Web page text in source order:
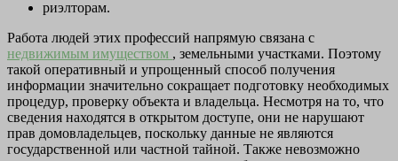
риэлторам.
Работа людей этих профессий напрямую связана с
недвижимым имуществом , земельными участками. Поэтому
такой оперативный и упрощенный способ получения
информации значительно сокращает подготовку необходимых
процедур, проверку объекта и владельца. Несмотря на то, что
сведения находятся в открытом доступе, они не нарушают
прав домовладельцев, поскольку данные не являются
государственной или частной тайной. Также невозможно